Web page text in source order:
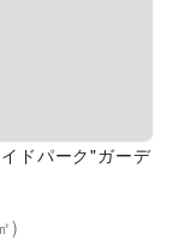
ドパーク"ガーデ
)